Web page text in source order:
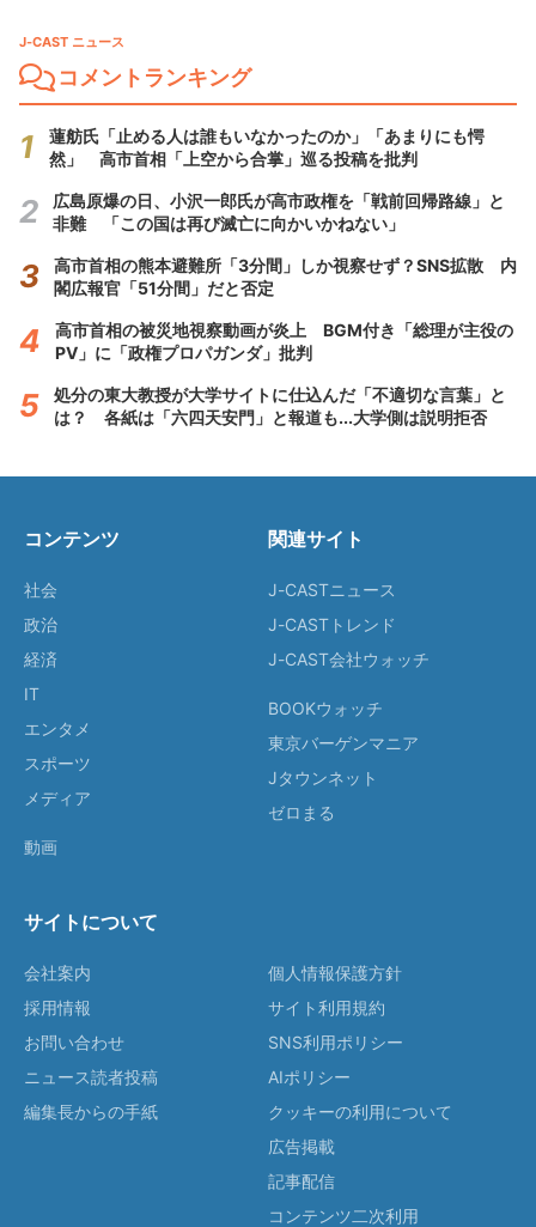
J-CAST ニュース
コメントランキング
蓮舫氏「止める人は誰もいなかったのか」「あまりにも愕
然」 高市首相「上空から合掌」巡る投稿を批判
広島原爆の日、小沢一郎氏が高市政権を「戦前回帰路線」と
非難 「この国は再び滅亡に向かいかねない」
高市首相の熊本避難所「3分間」しか視察せず？SNS拡散 内
閣広報官「51分間」だと否定
高市首相の被災地視察動画が炎上 BGM付き「総理が主役の
PV」に「政権プロパガンダ」批判
処分の東大教授が大学サイトに仕込んだ「不適切な言葉」と
は？ 各紙は「六四天安門」と報道も...大学側は説明拒否
コンテンツ
社会
政治
経済
IT
エンタメ
スポーツ
メディア
動画
関連サイト
J-CASTニュース
J-CASTトレンド
J-CAST会社ウォッチ
BOOKウォッチ
東京バーゲンマニア
Jタウンネット
ゼロまる
サイトについて
会社案内
採用情報
お問い合わせ
ニュース読者投稿
編集長からの手紙
個人情報保護方針
サイト利用規約
SNS利用ポリシー
AIポリシー
クッキーの利用について
広告掲載
記事配信
コンテンツ二次利用